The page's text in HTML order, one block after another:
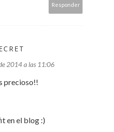
Responder
2014 a las 11:06
precioso!!
en el blog :)